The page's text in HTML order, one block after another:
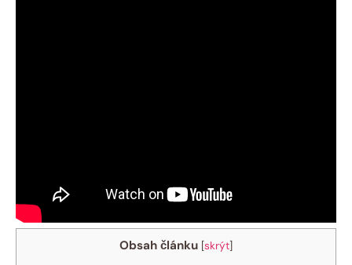
Obsah článku [skrýt]